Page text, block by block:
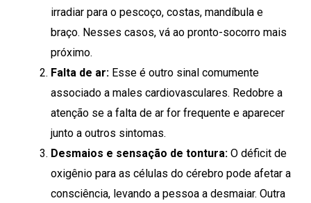
irradiar para o pescoço, costas, mandíbula e
braço. Nesses casos, vá ao pronto-socorro mais
próximo.
Falta de ar: Esse é outro sinal comumente
associado a males cardiovasculares. Redobre a
atenção se a falta de ar for frequente e aparecer
junto a outros sintomas.
Desmaios e sensação de tontura: O déficit de
oxigênio para as células do cérebro pode afetar a
consciência, levando a pessoa a desmaiar. Outra